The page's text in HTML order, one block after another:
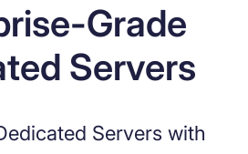
Grade
Servers
Servers with